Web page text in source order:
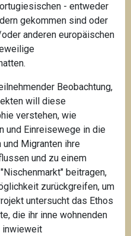
- entweder
gekommen sind oder
anderen europäischen
Beobachtung,
will diese
verstehen, wie
und Einreisewege in die
Migranten ihre
und zu einem
beitragen,
zurückgreifen, um
untersucht das Ethos
die ihr inne wohnenden
inwieweit